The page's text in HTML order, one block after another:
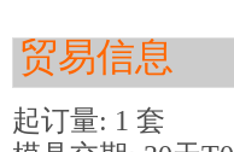
贸易信息
起订量: 1 套